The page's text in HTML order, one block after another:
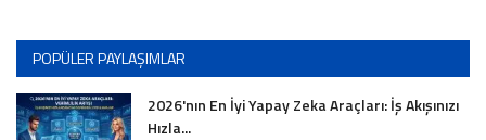
POPÜLER PAYLAŞIMLAR
2026'nın En İyi Yapay Zeka Araçları: İş Akışınızı
Hızla...